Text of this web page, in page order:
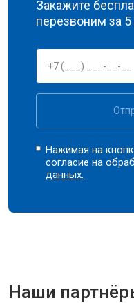
Закажите
перезвоним за
Нажимая на
согласие на
данных.
Наши